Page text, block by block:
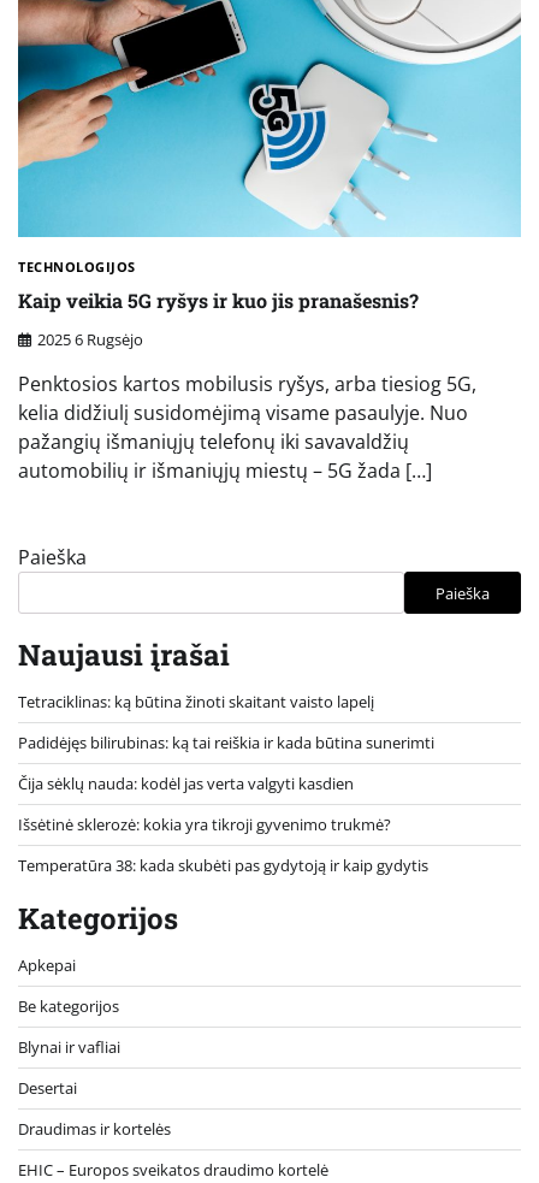
TECHNOLOGIJOS
Kaip veikia 5G ryšys ir kuo jis pranašesnis?
2025 6 Rugsėjo
Penktosios kartos mobilusis ryšys, arba tiesiog 5G,
kelia didžiulį susidomėjimą visame pasaulyje. Nuo
pažangių išmaniųjų telefonų iki savavaldžių
automobilių ir išmaniųjų miestų – 5G žada […]
Paieška
Paieška
Naujausi įrašai
Tetraciklinas: ką būtina žinoti skaitant vaisto lapelį
Padidėjęs bilirubinas: ką tai reiškia ir kada būtina sunerimti
Čija sėklų nauda: kodėl jas verta valgyti kasdien
Išsėtinė sklerozė: kokia yra tikroji gyvenimo trukmė?
Temperatūra 38: kada skubėti pas gydytoją ir kaip gydytis
Kategorijos
Apkepai
Be kategorijos
Blynai ir vafliai
Desertai
Draudimas ir kortelės
EHIC – Europos sveikatos draudimo kortelė